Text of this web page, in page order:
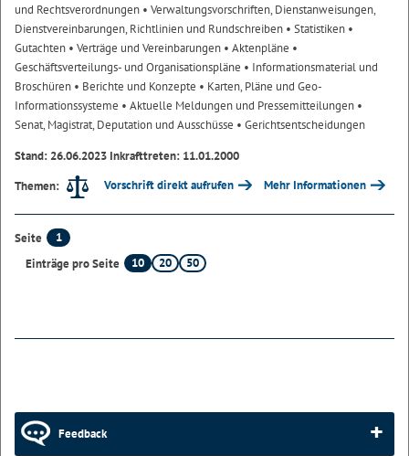
und Rechtsverordnungen • Verwaltungsvorschriften, Dienstanweisungen,
Dienstvereinbarungen, Richtlinien und Rundschreiben • Statistiken •
Gutachten • Verträge und Vereinbarungen • Aktenpläne •
Geschäftsverteilungs- und Organisationspläne • Informationsmaterial und
Broschüren • Berichte und Konzepte • Karten, Pläne und Geo-
Informationssysteme • Aktuelle Meldungen und Pressemitteilungen •
Senat, Magistrat, Deputation und Ausschüsse • Gerichtsentscheidungen
Stand: 26.06.2023 Inkrafttreten: 11.01.2000
Themen:
Vorschrift direkt aufrufen Mehr Informationen
Seite
1
Einträge pro Seite
10 20 50
Feedback